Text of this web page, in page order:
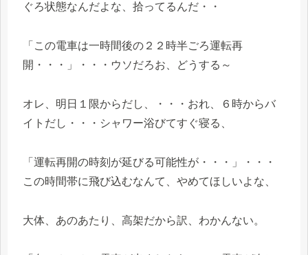
ぐろ状態なんだよな、拾ってるんだ・・
「この電車は一時間後の２２時半ごろ運転再
開・・・」・・・ウソだろお、どうする～
オレ、明日１限からだし、・・・おれ、６時からバ
イトだし・・・シャワー浴びてすぐ寝る、
「運転再開の時刻が延びる可能性が・・・」・・・
この時間帯に飛び込むなんて、やめてほしいよな、
大体、あのあたり、高架だから訳、わかんない。